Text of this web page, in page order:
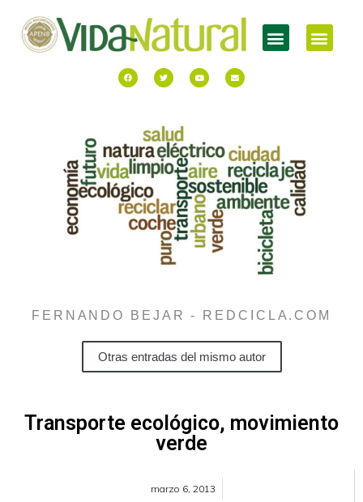
FERNANDO BEJAR - REDCICLA.COM
Otras entradas del mismo autor
Transporte ecológico, movimiento
verde
marzo 6, 2013